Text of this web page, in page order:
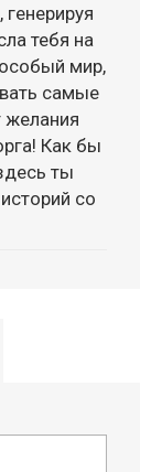
тебя на
мир,
самые
Как бы
ты
со